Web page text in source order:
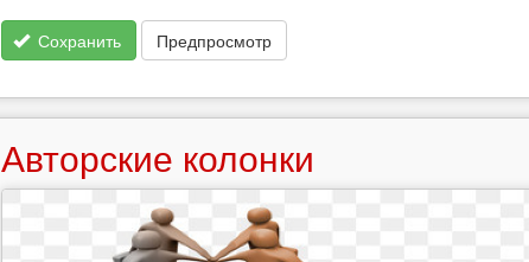
Сохранить Предпросмотр
Авторские колонки